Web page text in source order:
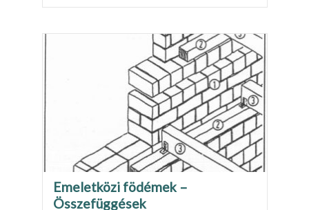
Emeletközi födémek –
Összefüggések